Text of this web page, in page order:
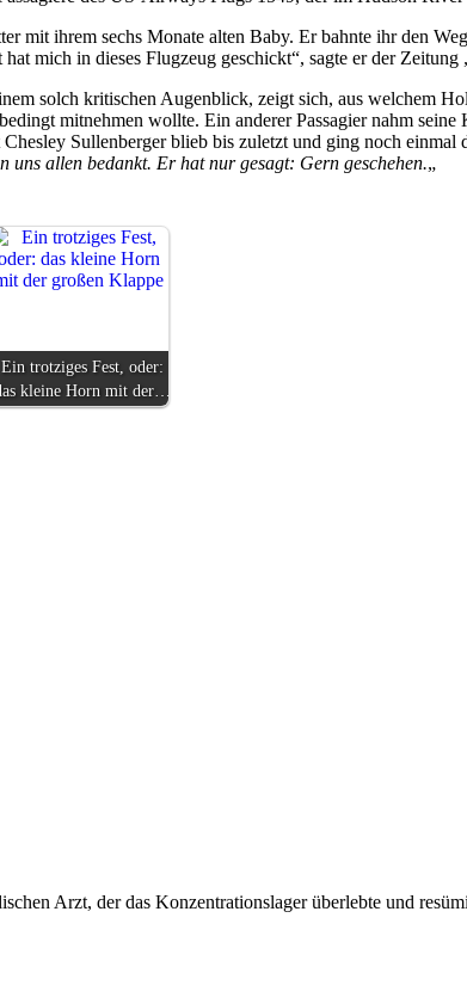
mit ihrem sechs Monate alten Baby. Er bahnte ihr den
mich in dieses Flugzeug geschickt“, sagte er der
solch kritischen Augenblick, zeigt sich, aus welchem
mitnehmen wollte. Ein anderer Passagier nahm
Sullenberger blieb bis zuletzt und ging noch einmal
allen bedankt. Er hat nur gesagt: Gern geschehen.„
Ein trotziges Fest, oder:
kleine Horn mit der…
Arzt, der das Konzentrationslager überlebte und